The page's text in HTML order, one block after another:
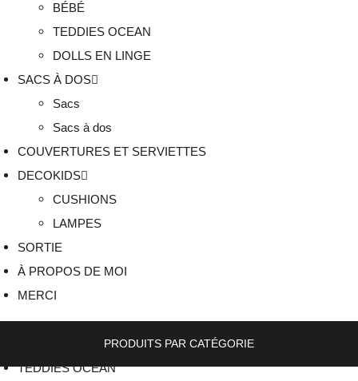
BÉBÉ
TEDDIES OCEAN
DOLLS EN LINGE
SACS À DOS
Sacs
Sacs à dos
COUVERTURES ET SERVIETTES
DECOKIDS
CUSHIONS
LAMPES
SORTIE
À PROPOS DE MOI
MERCI
PRODUITS PAR CATÉGORIE
TEDDIES OCEAN